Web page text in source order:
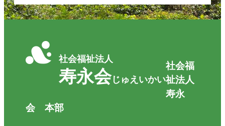
社会福祉法人
寿永会じゅえいかい
社会福
祉法人
寿永
会 本部